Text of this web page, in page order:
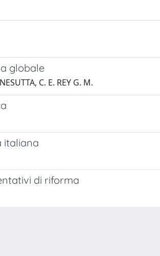
globale
C. E. REY G. M.
italiana
di riforma